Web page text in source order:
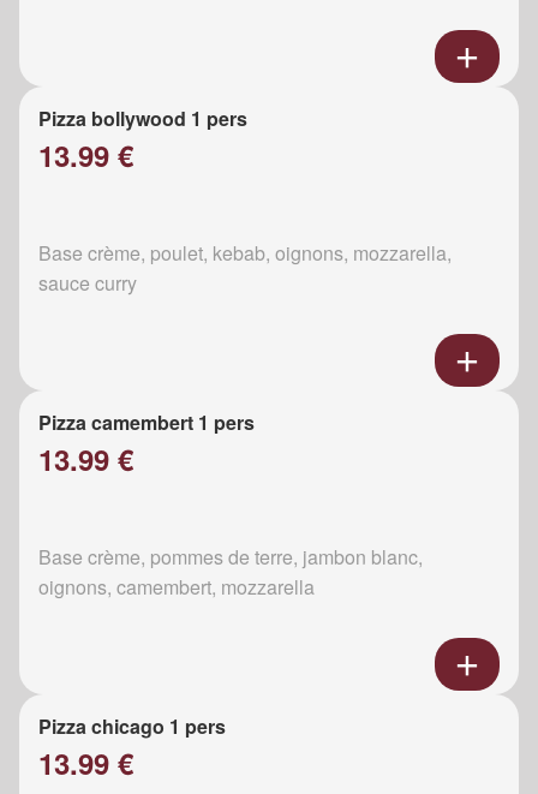
Pizza bollywood 1 pers
13.99 €
Base crème, poulet, kebab, oignons, mozzarella,
sauce curry
Pizza camembert 1 pers
13.99 €
Base crème, pommes de terre, jambon blanc,
oignons, camembert, mozzarella
Pizza chicago 1 pers
13.99 €